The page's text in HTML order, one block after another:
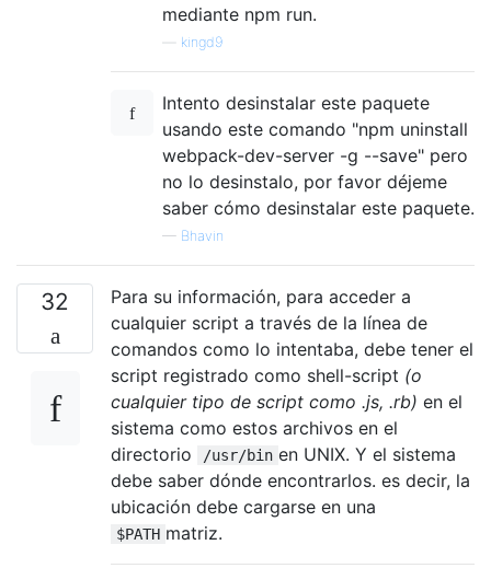
mediante npm run.
kingd9
Intento desinstalar este paquete
usando este comando "npm uninstall
webpack-dev-server -g --save" pero
no lo desinstalo, por favor déjeme
saber cómo desinstalar este paquete.
— Bhavin
32
Para su información, para acceder a
cualquier script a través de la línea de
comandos como lo intentaba, debe tener el
script registrado como shell-script (o
cualquier tipo de script como .js, .rb) en el
sistema como estos archivos en el
directorio
/usr/bin en UNIX. Y el sistema
debe saber dónde encontrarlos. es decir, la
ubicación debe cargarse en una
$PATH matriz.